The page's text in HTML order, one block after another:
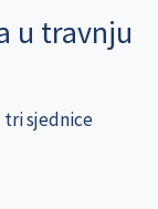
u travnju
tri sjednice